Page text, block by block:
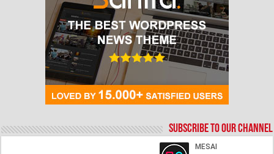
Subscribe to our Channel